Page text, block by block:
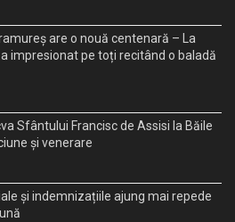
are o nouă centenară – La
impresionat pe toți recitând o baladă
Sfântului Francisc de Assisi la Băile
și venerare
și indemnizațiile ajung mai repede